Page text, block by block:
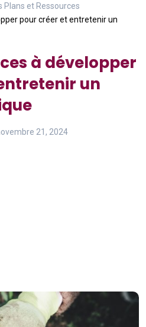
Plans et Ressources
pour créer et entretenir un
à développer
un
21, 2024